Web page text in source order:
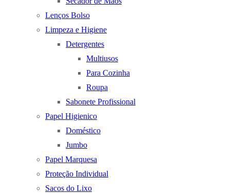
Lenços Bolso
Limpeza e Higiene
Detergentes
Multiusos
Para Cozinha
Roupa
Sabonete Profissional
Papel Higienico
Doméstico
Jumbo
Papel Marquesa
Proteção Individual
Sacos do Lixo